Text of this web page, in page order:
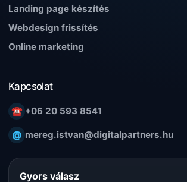
Landing page készítés
Webdesign frissítés
Online marketing
Kapcsolat
☎ +06 20 593 8541
@ mereg.istvan@digitalpartners.hu
Gyors válasz